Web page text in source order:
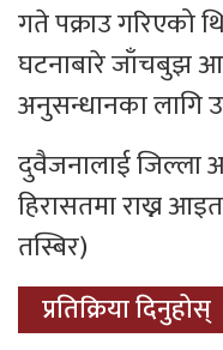
गते पक्राउ गरिएको
घटनाबारे जाँचबुझ
अनुसन्धानका लागि
दुवैजनालाई जिल्ला
हिरासतमा राख्न
तस्बिर)
प्रतिक्रिया दिनुहोस्